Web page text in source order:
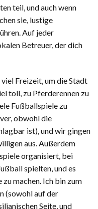
teil, und auch wenn
sie, lustige
Auf jeder
Betreuer, der dich
Freizeit, um die Stadt
toll, zu Pferderennen zu
Fußballspiele zu
obwohl die
ist), und wir gingen
aus. Außerdem
organisiert, bei
spielten, und es
machen. Ich bin zum
(sowohl auf der
Seite, und